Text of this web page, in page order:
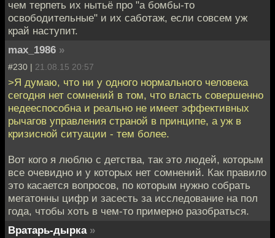
чем терпеть их нытьё про "а бомбы-то
освободительные" и их саботаж, если совсем уж
край наступит.
max_1986 »
#230 | 21.08.15 20:57
>Я думаю, что ни у одного нормального человека
сегодня нет сомнений в том, что власть совершенно
недееспособна и реально не имеет эффективных
рычагов управления страной в принципе, а уж в
кризисной ситуации - тем более.
Вот кого я люблю с детства, так это людей, которым
все очевидно и у которых нет сомнений. Как правило
это касается вопросов, по которым нужно собрать
мегатонны цифр и засесть за исследование на пол
года, чтобы хоть в чем-то примерно разобраться.
Вратарь-дырка »